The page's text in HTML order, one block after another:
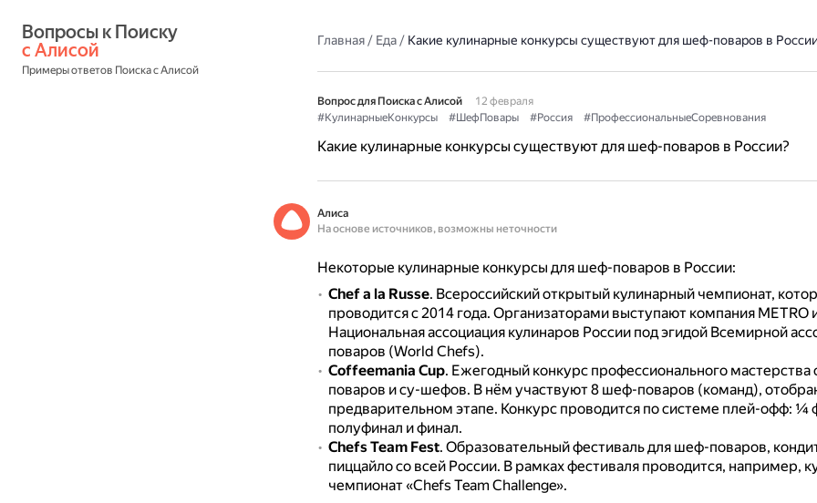
с Алисой
Примеры ответов Поиска с Алисой
Главная/ Еда/ Какие кулинарные конкурсы существуют для шеф-поваров в
Вопрос для Поиска с Алисой
12 февраля
#КулинарныеКонкурсы
#ШефПовары #Россия #ПрофессиональныеСоревнования
Какие кулинарные конкурсы существуют для шеф-поваров в России?
Алиса
На основе источников, возможны неточности
Некоторые кулинарные конкурсы для шеф-поваров в России:
Chef a la Russe. Всероссийский открытый кулинарный чемпионат,
проводится с 2014 года. Организаторами выступают компания METRO
Национальная ассоциация кулинаров России под эгидой Всемирной
поваров (World Chefs).
Coffeemania Cup. Ежегодный конкурс профессионального
поваров и су-шефов. В нём участвуют 8 шеф-поваров (команд),
предварительном этапе. Конкурс проводится по системе плей-офф: ¼
полуфинал и финал.
Chefs Team Fest. Образовательный фестиваль для шеф-поваров,
пиццайло со всей России. В рамках фестиваля проводится, например,
чемпионат «Chefs Team Challenge».